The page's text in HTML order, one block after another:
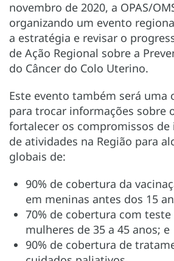
novembro de 2020, a OPAS/
organizando um evento
a estratégia e revisar o
de Ação Regional sobre a
do Câncer do Colo Uterino.
Este evento também será uma
para trocar informações sobre
fortalecer os compromissos
de atividades na Região para
globais de:
90% de cobertura da
em meninas antes dos 15
70% de cobertura com teste
mulheres de 35 a 45 anos; e
90% de cobertura de